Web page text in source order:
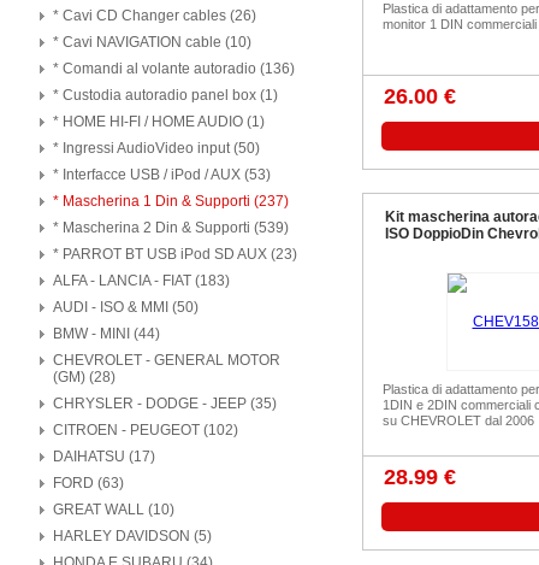
* Cavi CD Changer cables (26)
* Cavi NAVIGATION cable (10)
* Comandi al volante autoradio (136)
* Custodia autoradio panel box (1)
* HOME HI-FI / HOME AUDIO (1)
* Ingressi AudioVideo input (50)
* Interfacce USB / iPod / AUX (53)
* Mascherina 1 Din & Supporti (237)
* Mascherina 2 Din & Supporti (539)
* PARROT BT USB iPod SD AUX (23)
ALFA - LANCIA - FIAT (183)
AUDI - ISO & MMI (50)
BMW - MINI (44)
CHEVROLET - GENERAL MOTOR
(GM) (28)
CHRYSLER - DODGE - JEEP (35)
CITROEN - PEUGEOT (102)
DAIHATSU (17)
FORD (63)
GREAT WALL (10)
HARLEY DAVIDSON (5)
Plastica di adattamento
monitor 1 DIN commerciali
26.00 €
Kit mascherina
ISO DoppioDin
Plastica di adattamento
1DIN e 2DIN commerciali
su CHEVROLET dal 2006
28.99 €